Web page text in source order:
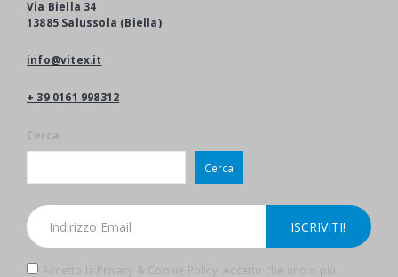
Via Biella 34
13885 Salussola (Biella)
info@vitex.it
+ 39 0161 998312
Cerca
Cerca
Accetto la Privacy & Cookie Policy. Accetto che uno o più